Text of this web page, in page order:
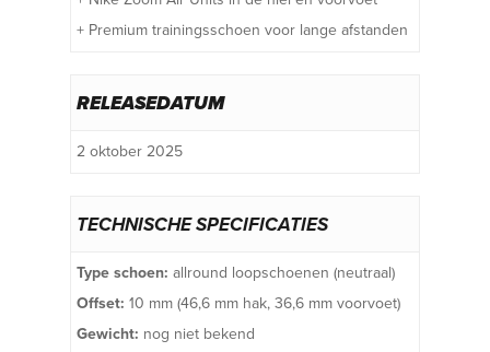
+ Premium trainingsschoen voor lange afstanden
RELEASEDATUM
2 oktober 2025
TECHNISCHE SPECIFICATIES
Type schoen: allround loopschoenen (neutraal)
Offset: 10 mm (46,6 mm hak, 36,6 mm voorvoet)
Gewicht: nog niet bekend